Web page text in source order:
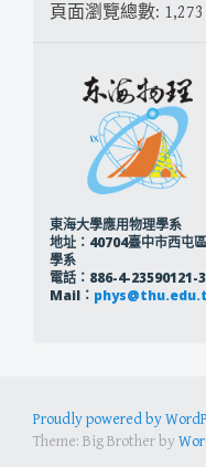
頁面瀏覽總數: 1,273
東海大學應用物理學系
地址：40704臺中市西屯
學系
電話：886-4-23590121-
Mail：
Proudly powered by
Theme: Big Brother by